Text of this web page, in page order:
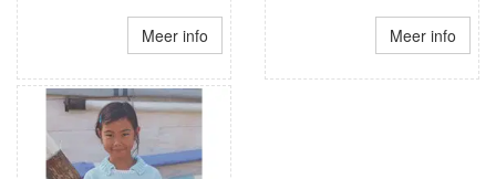
Meer info Meer info